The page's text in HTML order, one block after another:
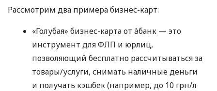
Рассмотрим два примера бизнес-карт:
«Голубая» бизнес-карта от àбанк — это
инструмент для ФЛП и юрлиц,
позволяющий бесплатно рассчитываться за
товары/услуги, снимать наличные деньги
и получать кэшбек (например, до 10 грн/л